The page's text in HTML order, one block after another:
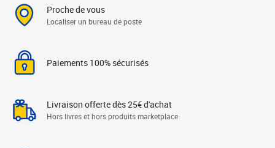
Proche de vous
Localiser un bureau de poste
Paiements 100% sécurisés
Livraison offerte dès 25€ d'achat
Hors livres et hors produits marketplace